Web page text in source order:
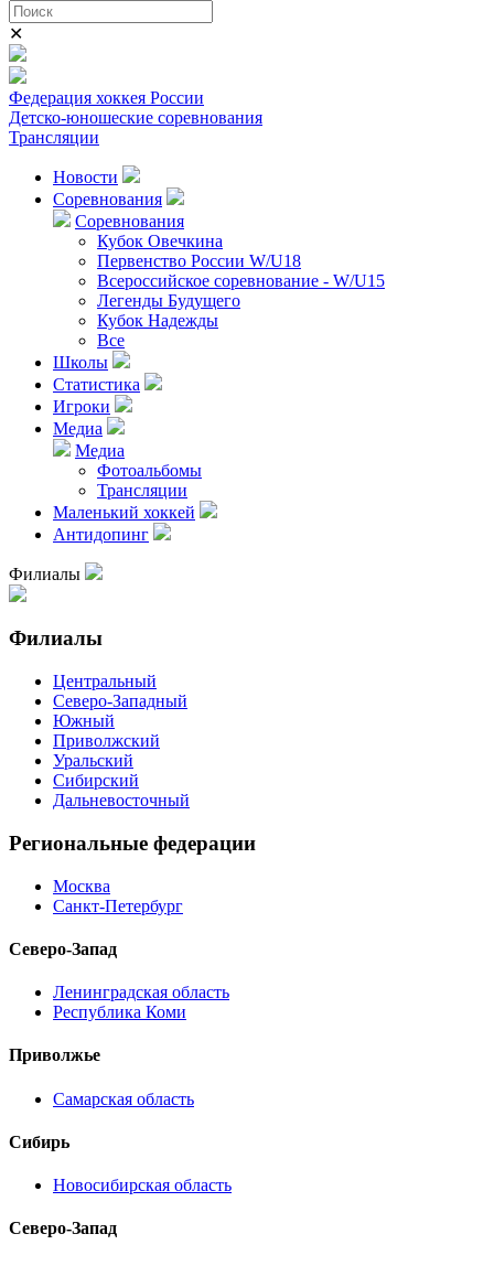
✕
Федерация хоккея России
Детско-юношеские соревнования
Трансляции
Новости
Соревнования
Соревнования
Кубок Овечкина
Первенство России W/U18
Всероссийское соревнование - W/U15
Легенды Будущего
Кубок Надежды
Все
Школы
Статистика
Игроки
Медиа
Медиа
Фотоальбомы
Трансляции
Маленький хоккей
Антидопинг
Филиалы
Филиалы
Центральный
Северо-Западный
Южный
Приволжский
Уральский
Сибирский
Дальневосточный
Региональные федерации
Москва
Санкт-Петербург
Северо-Запад
Ленинградская область
Республика Коми
Приволжье
Самарская область
Сибирь
Новосибирская область
Северо-Запад